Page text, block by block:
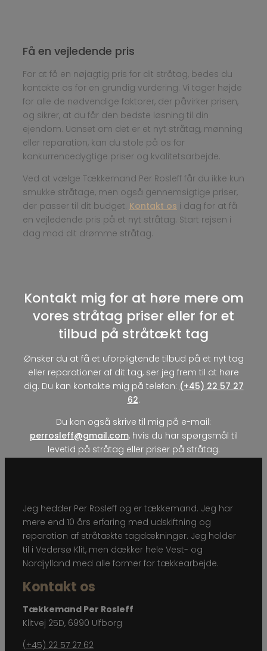
Få en vejledende pris
For at få en nøjagtig pris for dit stråtag, bedes du
kontakte os for en grundig vurdering. Vi tager højde
for alle de nødvendige faktorer, der påvirker prisen,
og sikrer, at du får den bedste løsning til din
ejendom. Uanset om det er et nyt stråtag, mønning
eller reparation, kan du stole på os for
konkurrencedygtige priser og kvalitetsarbejde.
Ved at vælge Tækkemand Per Rosleff får du ikke kun
smukke stråtage, men også gennemsigtige priser,
der passer til dit budget. Kontakt os i dag for at få
en vejledende pris på et nyt stråtag. Start rejsen i
dag mod dit drømme stråtag.
Kontakt mig for at høre mere om
vores stråtag priser eller for et
tilbud på stråtækt tag
Ønsker du at få et uforpligtende tilbud på et nyt tag
eller reparationer af dit tag, ser jeg frem til at høre
dig. Du kan kontakte mig på telefon: (+45) 22 57 27
62.
Du kan også skrive til mig på e-mail:
perrosleff@gmail.com, hvis du har spørgsmål til
levetid på stråtag eller priser på stråtag.​​
Jeg hedder Per Rosleff og er tækkemand. Jeg har
mere end 10 års erfaring med udskiftning og
reparation af stråtækte tagdækninger. Jeg holder
til i Vedersø Klit, men dækker hele Vest- og
Nordjylland med alle former for tækkearbejde.
Kontakt os
Tækkemand Per Rosleff
Klitvej 25D, 6990 Ulfborg
(+45) 22 57 27 62